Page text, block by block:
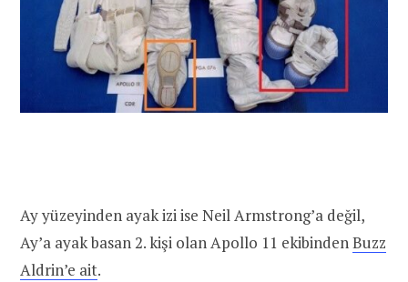
Ay yüzeyinden ayak izi ise Neil Armstrong’a değil,
Ay’a ayak basan 2. kişi olan Apollo 11 ekibindenBuzz
Aldrin’e ait.